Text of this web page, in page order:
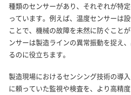
種類のセンサーがあり、それぞれが特
っています。例えば、温度センサーは
ことで、機械の故障を未然に防ぐこと
ンサーは製造ラインの異常振動を捉え
るのに役立ちます。
製造現場におけるセンシング技術の導
に頼っていた監視や検査を、より高精